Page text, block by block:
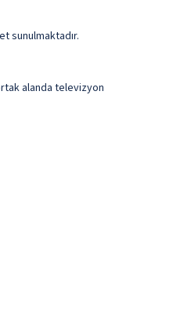
sunulmaktadır.
alanda televizyon